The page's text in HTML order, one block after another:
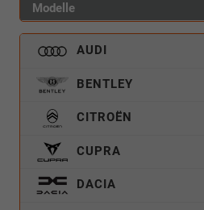
Modelle
AUDI
BENTLEY
CITROËN
CUPRA
DACIA